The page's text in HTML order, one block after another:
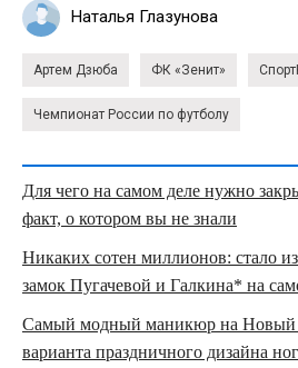
Наталья Глазунова
Артем Дзюба ФК «Зенит»
Чемпионат России по футболу
Для чего на самом деле нужно
факт, о котором вы не знали
Никаких сотен миллионов: стало
замок Пугачевой и Галкина* на
Самый модный маникюр на Новый
варианта праздничного дизайна